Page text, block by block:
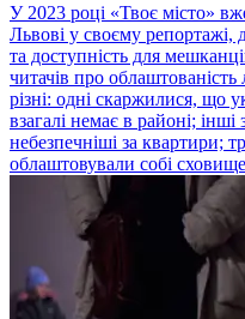
У 2023 році «Твоє місто»
Львові у своєму репортажі,
та доступність для
читачів про облаштованість
різні: одні скаржилися, що
взагалі немає в районі;
небезпечніші за квартири;
облаштовували собі